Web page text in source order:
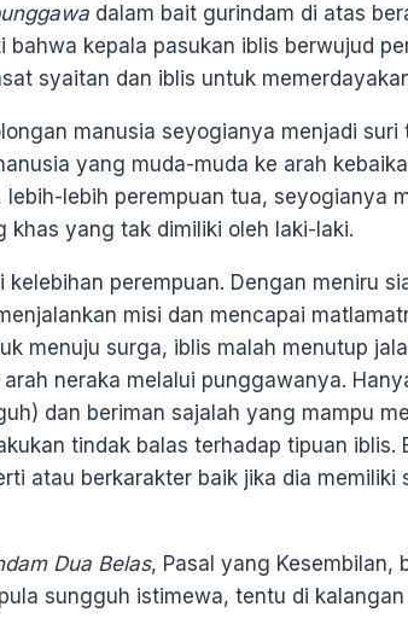
dalam bait gurindam di atas
bahwa kepala pasukan iblis berwujud
syaitan dan iblis untuk
manusia seyogianya menjadi
yang muda-muda ke arah
lebih-lebih perempuan tua, seyogianya
khas yang tak dimiliki oleh laki-laki.
kelebihan perempuan. Dengan meniru
misi dan mencapai
menuju surga, iblis malah menutup
neraka melalui punggawanya.
dan beriman sajalah yang mampu
tindak balas terhadap tipuan iblis.
atau berkarakter baik jika dia
Dua Belas, Pasal yang Kesembilan,
sungguh istimewa, tentu di